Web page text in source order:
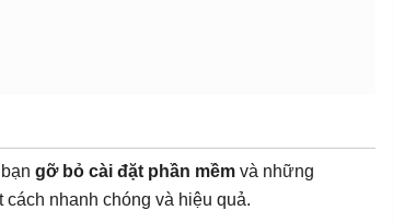
gỡ bỏ cài đặt phần mềm và những
nhanh chóng và hiệu quả.